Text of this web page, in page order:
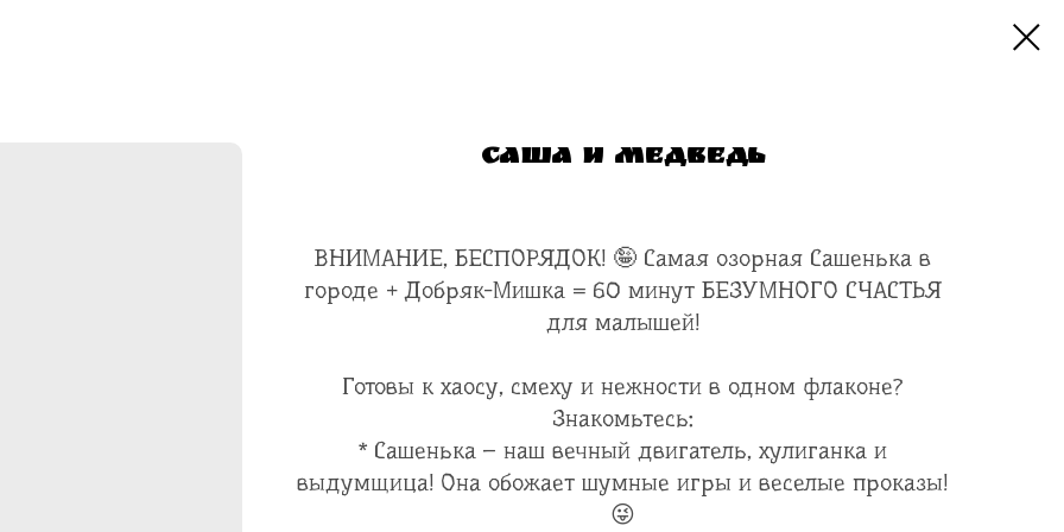
Саша и Медведь
ВНИМАНИЕ, БЕСПОРЯДОК! 🤪 Самая озорная Сашенька в
городе + Добряк-Мишка = 60 минут БЕЗУМНОГО СЧАСТЬЯ
для малышей!
Готовы к хаосу, смеху и нежности в одном флаконе?
Знакомьтесь:
* Сашенька – наш вечный двигатель, хулиганка и
выдумщица! Она обожает шумные игры и веселые проказы!
😜